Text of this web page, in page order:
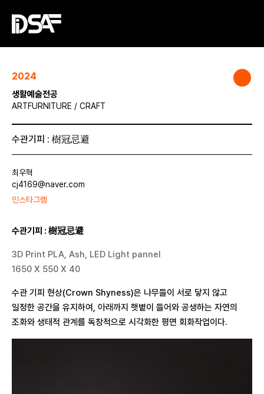
2024
생활예술전공
ARTFURNITURE / CRAFT
수관기피 : 樹冠忌避
최우혁
cj4169@naver.com
인스타그램
수관기피 : 樹冠忌避
3D Print PLA, Ash, LED Light pannel
1650 X 550 X 40
수관 기피 현상(Crown Shyness)은 나무들이 서로 닿지 않고
일정한 공간을 유지하여, 아래까지 햇볕이 들어와 공생하는 자연의
조화와 생태적 관계를 독창적으로 시각화한 평면 회화작업이다.